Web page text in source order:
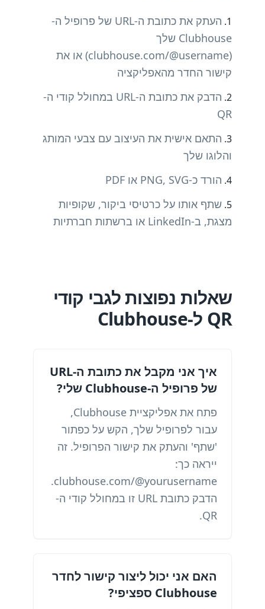
העתק את כתובת ה-URL של פרופיל ה-
Clubhouse שלך
(clubhouse.com/@username) או את
קישור החדר מהאפליקציה
הדבק את כתובת ה-URL במחולל קודי ה-
QR
התאם אישית את העיצוב עם צבעי המותג
והלוגו שלך
הורד כ-PNG, SVG או PDF
שתף אותו על כרטיסי ביקור, שקופיות
מצגת, ב-LinkedIn או ברשתות חברתיות
שאלות נפוצות לגבי קודי
QR ל-Clubhouse
איך אני מקבל את כתובת ה-URL
של פרופיל ה-Clubhouse שלי?
פתח את אפליקציית Clubhouse,
עבור לפרופיל שלך, הקש על כפתור
'שתף' והעתק את קישור הפרופיל. זה
ייראה כך:
clubhouse.com/@yourusername.
הדבק כתובת URL זו במחולל קודי ה-
QR.
האם אני יכול ליצור קישור לחדר
Clubhouse ספציפי?